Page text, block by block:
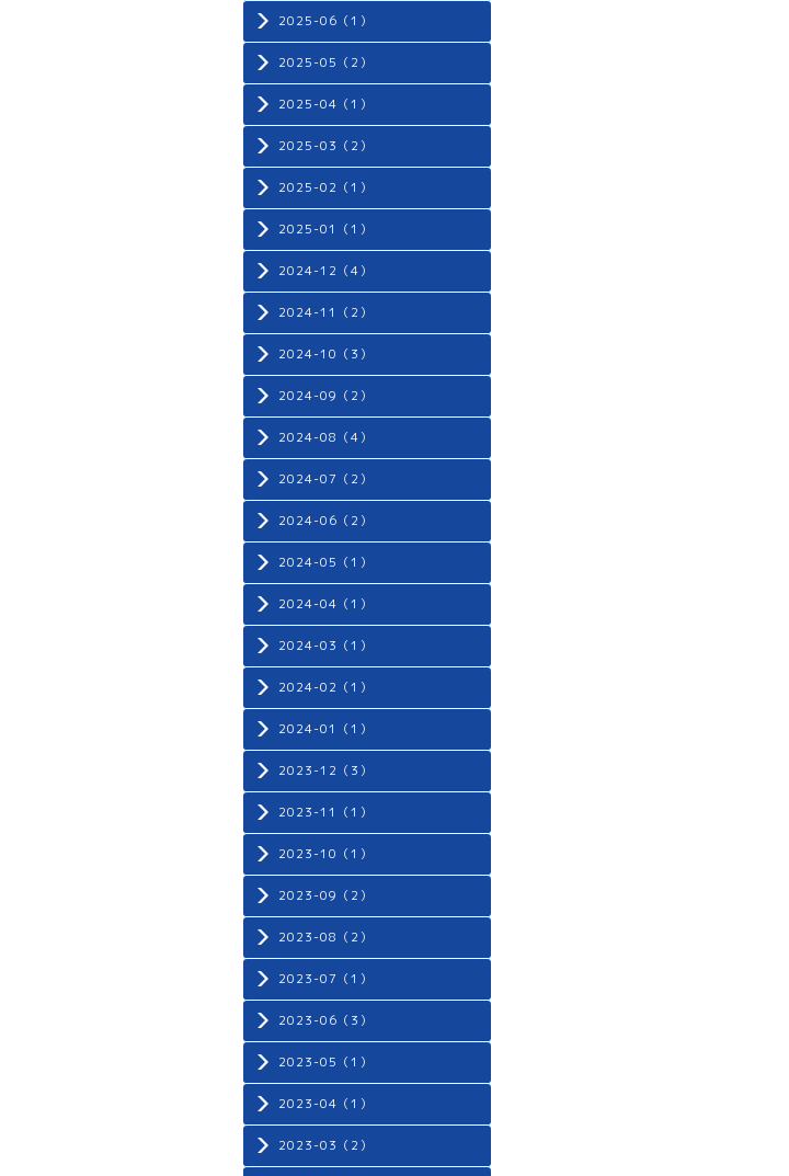
2025-06（1）
2025-05（2）
2025-04（1）
2025-03（2）
2025-02（1）
2025-01（1）
2024-12（4）
2024-11（2）
2024-10（3）
2024-09（2）
2024-08（4）
2024-07（2）
2024-06（2）
2024-05（1）
2024-04（1）
2024-03（1）
2024-02（1）
2024-01（1）
2023-12（3）
2023-11（1）
2023-10（1）
2023-09（2）
2023-08（2）
2023-07（1）
2023-06（3）
2023-05（1）
2023-04（1）
2023-03（2）